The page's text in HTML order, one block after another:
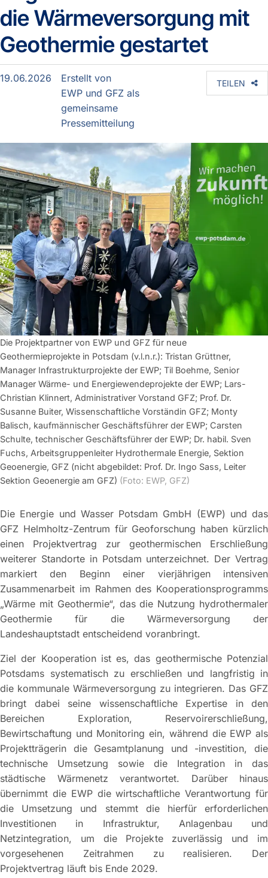
die Wärmeversorgung mit
Geothermie gestartet
19.06.2026
Erstellt von
EWP und GFZ als
gemeinsame
Pressemitteilung
TEILEN
Die Projektpartner von EWP und GFZ für neue
Geothermieprojekte in Potsdam (v.l.n.r.): Tristan Grüttner,
Manager Infrastrukturprojekte der EWP; Til Boehme, Senior
Manager Wärme- und Energiewendeprojekte der EWP; Lars-
Christian Klinnert, Administrativer Vorstand GFZ; Prof. Dr.
Susanne Buiter, Wissenschaftliche Vorständin GFZ; Monty
Balisch, kaufmännischer Geschäftsführer der EWP; Carsten
Schulte, technischer Geschäftsführer der EWP; Dr. habil. Sven
Fuchs, Arbeitsgruppenleiter Hydrothermale Energie, Sektion
Geoenergie, GFZ (nicht abgebildet: Prof. Dr. Ingo Sass, Leiter
Sektion Geoenergie am GFZ) (Foto: EWP, GFZ)
Die Energie und Wasser Potsdam GmbH (EWP) und das
GFZ Helmholtz-Zentrum für Geoforschung haben kürzlich
einen Projektvertrag zur geothermischen Erschließung
weiterer Standorte in Potsdam unterzeichnet. Der Vertrag
markiert den Beginn einer vierjährigen intensiven
Zusammenarbeit im Rahmen des Kooperationsprogramms
„Wärme mit Geothermie“, das die Nutzung hydrothermaler
Geothermie für die Wärmeversorgung der
Landeshauptstadt entscheidend voranbringt.
Ziel der Kooperation ist es, das geothermische Potenzial
Potsdams systematisch zu erschließen und langfristig in
die kommunale Wärmeversorgung zu integrieren. Das GFZ
bringt dabei seine wissenschaftliche Expertise in den
Bereichen Exploration, Reservoirerschließung,
Bewirtschaftung und Monitoring ein, während die EWP als
Projektträgerin die Gesamtplanung und -investition, die
technische Umsetzung sowie die Integration in das
städtische Wärmenetz verantwortet. Darüber hinaus
übernimmt die EWP die wirtschaftliche Verantwortung für
die Umsetzung und stemmt die hierfür erforderlichen
Investitionen in Infrastruktur, Anlagenbau und
Netzintegration, um die Projekte zuverlässig und im
vorgesehenen Zeitrahmen zu realisieren. Der
Projektvertrag läuft bis Ende 2029.